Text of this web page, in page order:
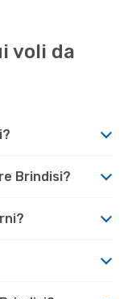
voli da
Brindisi?